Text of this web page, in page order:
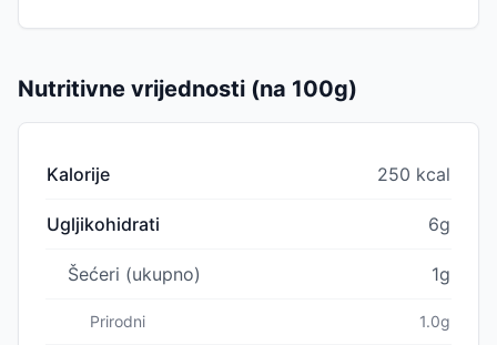
Nutritivne vrijednosti (na 100g)
Kalorije 250 kcal
Ugljikohidrati 6g
Šećeri (ukupno) 1g
Prirodni 1.0g